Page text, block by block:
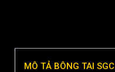
MÔ TẢ BÔNG TAI